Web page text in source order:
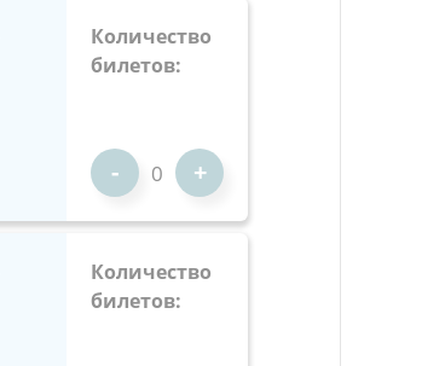
Количество
билетов:
- +
Количество
билетов: